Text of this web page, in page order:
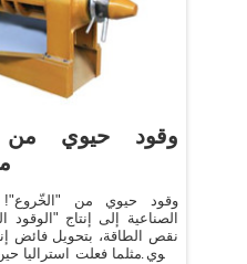
وقود حيوي
وقود حيوي من
الصناعية إلى إنتاج
نقص الطاقة، بتحويل فائض
حيوي مثلما فعلت استراليا